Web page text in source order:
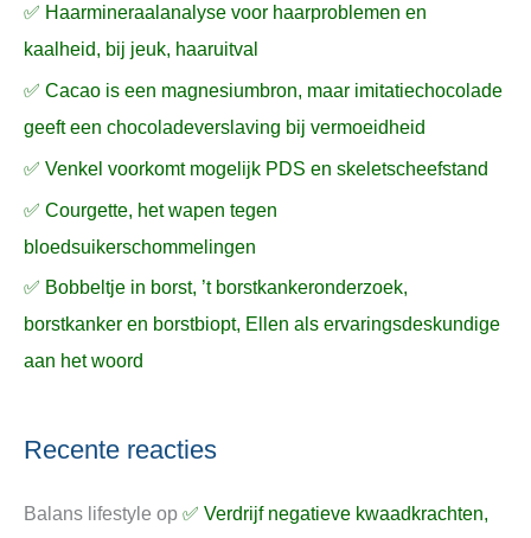
✅ Haarmineraalanalyse voor haarproblemen en
kaalheid, bij jeuk, haaruitval
✅ Cacao is een magnesiumbron, maar imitatiechocolade
geeft een chocoladeverslaving bij vermoeidheid
✅ Venkel voorkomt mogelijk PDS en skeletscheefstand
✅ Courgette, het wapen tegen
bloedsuikerschommelingen
✅ Bobbeltje in borst, ’t borstkankeronderzoek,
borstkanker en borstbiopt, Ellen als ervaringsdeskundige
aan het woord
Recente reacties
Balans lifestyle op ✅ Verdrijf negatieve kwaadkrachten,